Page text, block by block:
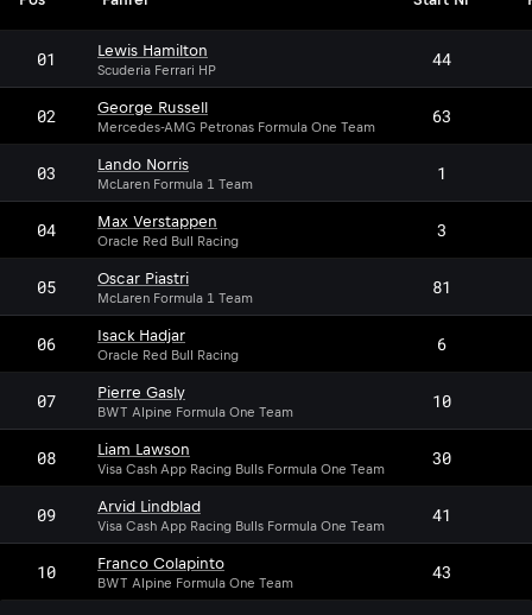
01 Lewis Hamilton
Scuderia Ferrari HP 44
02 George Russell
Mercedes-AMG Petronas Formula One Team 63
03 Lando Norris
McLaren Formula 1 Team 1
04 Max Verstappen
Oracle Red Bull Racing 3
05 Oscar Piastri
McLaren Formula 1 Team 81
06 Isack Hadjar
Oracle Red Bull Racing 6
07 Pierre Gasly
BWT Alpine Formula One Team 10
08 Liam Lawson
Visa Cash App Racing Bulls Formula One Team 30
09 Arvid Lindblad
Visa Cash App Racing Bulls Formula One Team 41
10 Franco Colapinto
BWT Alpine Formula One Team 43